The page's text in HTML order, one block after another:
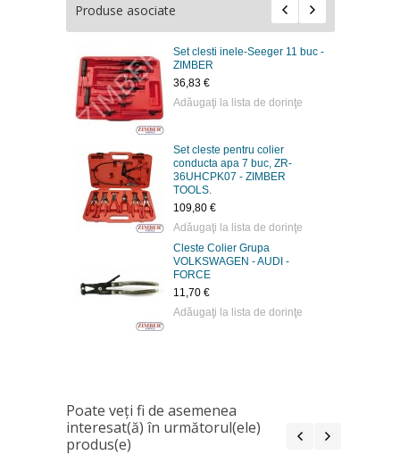
Produse asociate
Set clesti inele-Seeger 11 buc -
ZIMBER
36,83 €
Adăugaţi la lista de dorinţe
Set cleste pentru colier
conducta apa 7 buc, ZR-
36UHCPK07 - ZIMBER
TOOLS.
109,80 €
Adăugaţi la lista de dorinţe
Cleste Colier Grupa
VOLKSWAGEN - AUDI -
FORCE
11,70 €
Adăugaţi la lista de dorinţe
Poate veţi fi de asemenea
interesat(ă) în următorul(ele)
produs(e)